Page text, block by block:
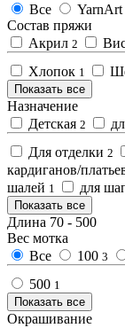
Все
YarnArt
Состав пряжи
Акрил 2
Хлопок 1
Показать все
Назначение
Детская 2
Для отделки 2
кардиганов/
шалей 1 для
Показать все
Длина 70 - 500
Вес мотка
Все
100 3
500 1
Показать все
Окрашивание